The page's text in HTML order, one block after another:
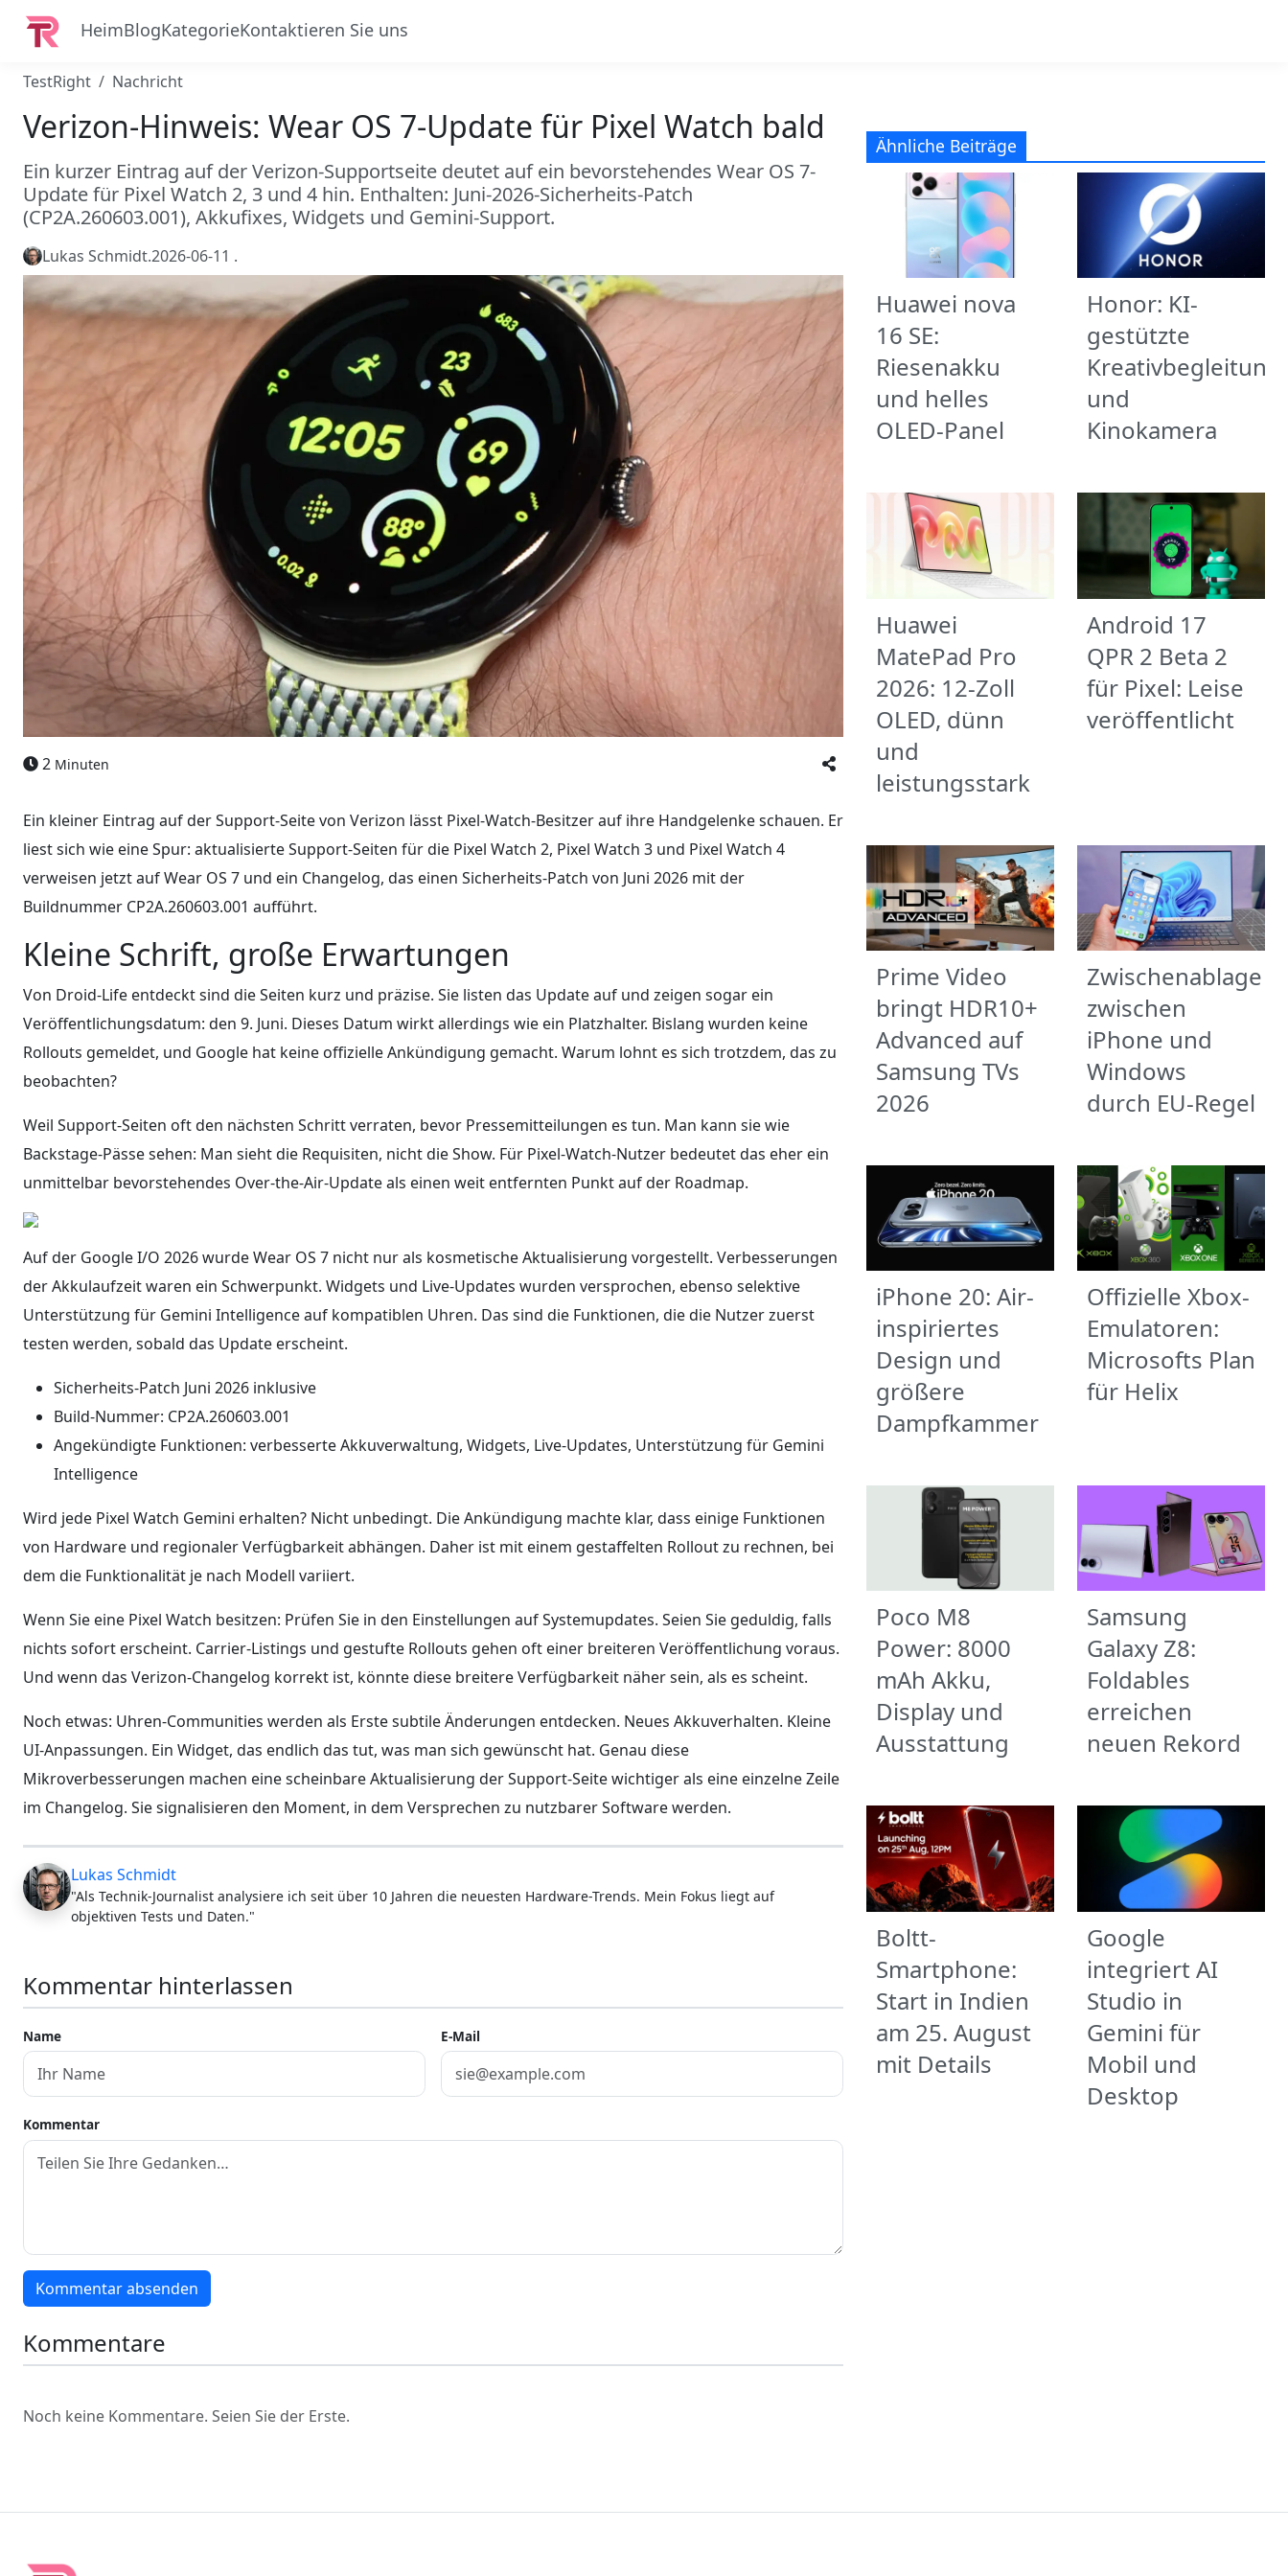
HeimBlogKategorieKontaktieren Sie uns
TestRight Nachricht
Verizon-Hinweis: Wear OS 7-Update für Pixel Watch bald
Ein kurzer Eintrag auf der Verizon-Supportseite deutet auf ein bevorstehendes Wear OS 7-
Update für Pixel Watch 2, 3 und 4 hin. Enthalten: Juni-2026-Sicherheits-Patch
(CP2A.260603.001), Akkufixes, Widgets und Gemini-Support.
Lukas Schmidt.2026-06-11 .
2 Minuten
Ein kleiner Eintrag auf der Support-Seite von Verizon lässt Pixel-Watch-Besitzer auf ihre Handgelenke schauen. Er
liest sich wie eine Spur: aktualisierte Support-Seiten für die Pixel Watch 2, Pixel Watch 3 und Pixel Watch 4
verweisen jetzt auf Wear OS 7 und ein Changelog, das einen Sicherheits-Patch von Juni 2026 mit der
Buildnummer CP2A.260603.001 aufführt.
Kleine Schrift, große Erwartungen
Von Droid-Life entdeckt sind die Seiten kurz und präzise. Sie listen das Update auf und zeigen sogar ein
Veröffentlichungsdatum: den 9. Juni. Dieses Datum wirkt allerdings wie ein Platzhalter. Bislang wurden keine
Rollouts gemeldet, und Google hat keine offizielle Ankündigung gemacht. Warum lohnt es sich trotzdem, das zu
beobachten?
Weil Support-Seiten oft den nächsten Schritt verraten, bevor Pressemitteilungen es tun. Man kann sie wie
Backstage-Pässe sehen: Man sieht die Requisiten, nicht die Show. Für Pixel-Watch-Nutzer bedeutet das eher ein
unmittelbar bevorstehendes Over-the-Air-Update als einen weit entfernten Punkt auf der Roadmap.
Auf der Google I/O 2026 wurde Wear OS 7 nicht nur als kosmetische Aktualisierung vorgestellt. Verbesserungen
der Akkulaufzeit waren ein Schwerpunkt. Widgets und Live-Updates wurden versprochen, ebenso selektive
Unterstützung für Gemini Intelligence auf kompatiblen Uhren. Das sind die Funktionen, die die Nutzer zuerst
testen werden, sobald das Update erscheint.
Sicherheits-Patch Juni 2026 inklusive
Build-Nummer: CP2A.260603.001
Angekündigte Funktionen: verbesserte Akkuverwaltung, Widgets, Live-Updates, Unterstützung für Gemini
Intelligence
Wird jede Pixel Watch Gemini erhalten? Nicht unbedingt. Die Ankündigung machte klar, dass einige Funktionen
von Hardware und regionaler Verfügbarkeit abhängen. Daher ist mit einem gestaffelten Rollout zu rechnen, bei
dem die Funktionalität je nach Modell variiert.
Wenn Sie eine Pixel Watch besitzen: Prüfen Sie in den Einstellungen auf Systemupdates. Seien Sie geduldig, falls
nichts sofort erscheint. Carrier-Listings und gestufte Rollouts gehen oft einer breiteren Veröffentlichung voraus.
Und wenn das Verizon-Changelog korrekt ist, könnte diese breitere Verfügbarkeit näher sein, als es scheint.
Noch etwas: Uhren-Communities werden als Erste subtile Änderungen entdecken. Neues Akkuverhalten. Kleine
UI-Anpassungen. Ein Widget, das endlich das tut, was man sich gewünscht hat. Genau diese
Mikroverbesserungen machen eine scheinbare Aktualisierung der Support-Seite wichtiger als eine einzelne Zeile
im Changelog. Sie signalisieren den Moment, in dem Versprechen zu nutzbarer Software werden.
Lukas Schmidt
"Als Technik-Journalist analysiere ich seit über 10 Jahren die neuesten Hardware-Trends. Mein Fokus liegt auf
objektiven Tests und Daten."
Kommentar hinterlassen
Name E-Mail
Kommentar
Kommentar absenden
Kommentare
Noch keine Kommentare. Seien Sie der Erste.
Ähnliche Beiträge
Huawei nova
16 SE:
Riesenakku
und helles
OLED-Panel
Honor: KI-
gestützte
Kreativbegleitung
und
Kinokamera
Huawei
MatePad Pro
2026: 12-Zoll
OLED, dünn
und
leistungsstark
Android 17
QPR 2 Beta 2
für Pixel: Leise
veröffentlicht
Prime Video
bringt HDR10+
Advanced auf
Samsung TVs
2026
Zwischenablage
zwischen
iPhone und
Windows
durch EU-Regel
iPhone 20: Air-
inspiriertes
Design und
größere
Dampfkammer
Offizielle Xbox-
Emulatoren:
Microsofts Plan
für Helix
Poco M8
Power: 8000
mAh Akku,
Display und
Ausstattung
Samsung
Galaxy Z8:
Foldables
erreichen
neuen Rekord
Boltt-
Smartphone:
Start in Indien
am 25. August
mit Details
Google
integriert AI
Studio in
Gemini für
Mobil und
Desktop